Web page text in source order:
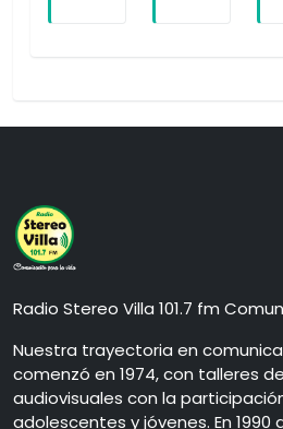
Radio Stereo Villa 101.7 fm
Nuestra trayectoria en
comenzó en 1974, con talleres
audiovisuales con la
adolescentes y jóvenes. En 1990